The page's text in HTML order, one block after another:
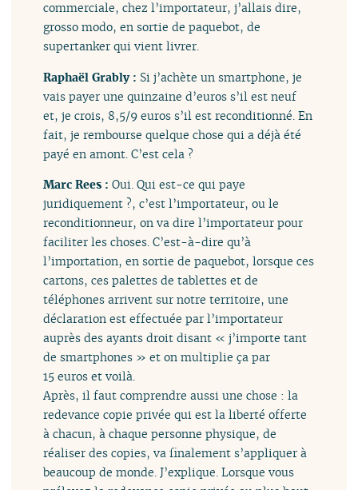
commerciale, chez l’importateur, j’allais dire,
grosso modo, en sortie de paquebot, de
supertanker qui vient livrer.
Raphaël Grably : Si j’achète un smartphone, je
vais payer une quinzaine d’euros s’il est neuf
et, je crois, 8,5/9 euros s’il est reconditionné. En
fait, je rembourse quelque chose qui a déjà été
payé en amont. C’est cela ?
Marc Rees :Oui. Qui est-ce qui paye
juridiquement ?, c’est l’importateur, ou le
reconditionneur, on va dire l’importateur pour
faciliter les choses. C’est-à-dire qu’à
l’importation, en sortie de paquebot, lorsque ces
cartons, ces palettes de tablettes et de
téléphones arrivent sur notre territoire, une
déclaration est effectuée par l’importateur
auprès des ayants droit disant « j’importe tant
de smartphones » et on multiplie ça par
15 euros et voilà.
Après, il faut comprendre aussi une chose : la
redevance copie privée qui est la liberté offerte
à chacun, à chaque personne physique, de
réaliser des copies, va finalement s’appliquer à
beaucoup de monde. J’explique. Lorsque vous